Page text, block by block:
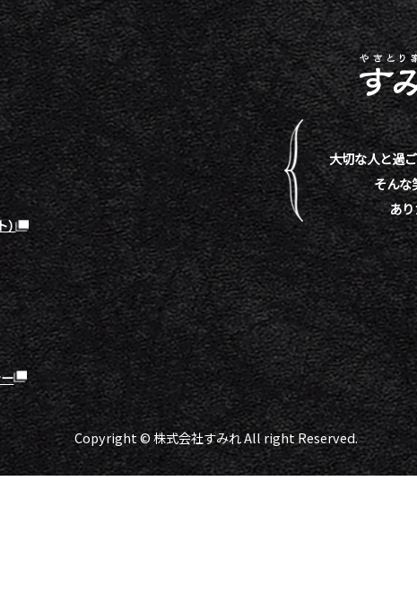
）
大切な人と過ご
そんな
あ
Copyright © 株式会社すみれ All right Reserved.